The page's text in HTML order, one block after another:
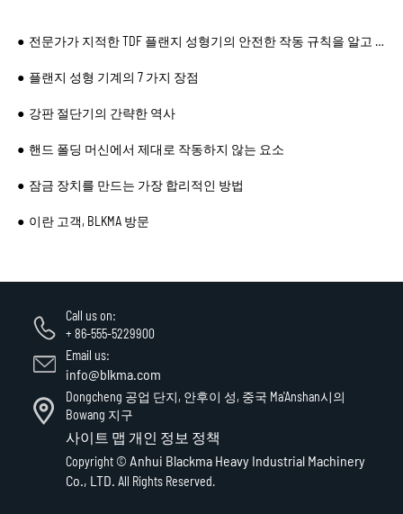
전문가가 지적한 TDF 플랜지 성형기의 안전한 작동 규칙을 알고 계십니까?
플랜지 성형 기계의 7 가지 장점
강판 절단기의 간략한 역사
핸드 폴딩 머신에서 제대로 작동하지 않는 요소
잠금 장치를 만드는 가장 합리적인 방법
이란 고객, BLKMA 방문
Call us on:
+ 86-555-5229900
Email us:
info@blkma.com
Dongcheng 공업 단지, 안후이 성, 중국 Ma'Anshan시의
Bowang 지구
사이트 맵 개인 정보 정책
Copyright © Anhui Blackma Heavy Industrial Machinery
Co., LTD. All Rights Reserved.